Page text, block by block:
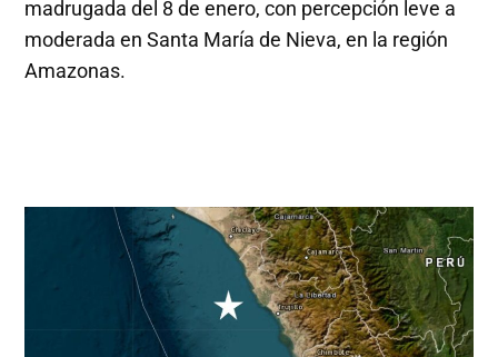
madrugada del 8 de enero, con percepción leve a
moderada en Santa María de Nieva, en la región
Amazonas.